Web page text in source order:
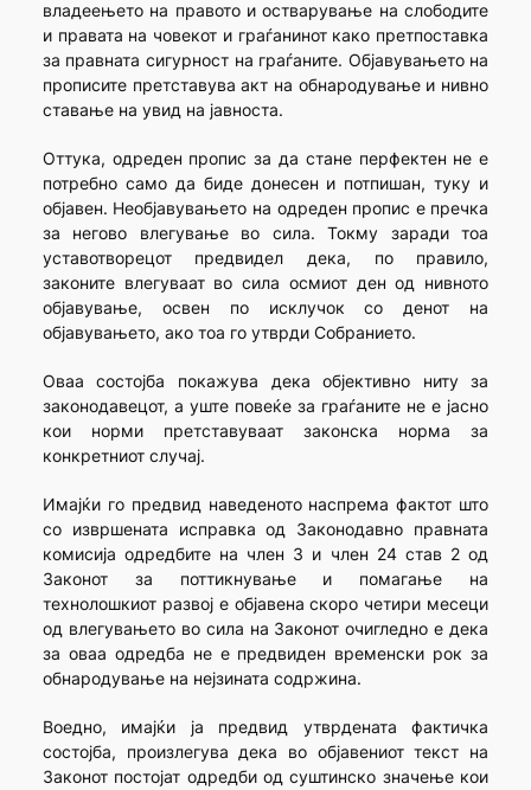
владеењето на правото и остварување на слободите
и правата на човекот и граѓанинот како претпоставка
за правната сигурност на граѓаните. Објавувањето на
прописите претставува акт на обнародување и нивно
ставање на увид на јавноста.
Оттука, одреден пропис за да стане перфектен не е
потребно само да биде донесен и потпишан, туку и
објавен. Необјавувањето на одреден пропис е пречка
за негово влегување во сила. Токму заради тоа
уставотворецот предвидел дека, по правило,
законите влегуваат во сила осмиот ден од нивното
објавување, освен по исклучок со денот на
објавувањето, ако тоа го утврди Собранието.
Оваа состојба покажува дека објективно ниту за
законодавецот, а уште повеќе за граѓаните не е јасно
кои норми претставуваат законска норма за
конкретниот случај.
Имајќи го предвид наведеното наспрема фактот што
со извршената исправка од Законодавно правната
комисија одредбите на член 3 и член 24 став 2 од
Законот за поттикнување и помагање на
технолошкиот развој е објавена скоро четири месеци
од влегувањето во сила на Законот очигледно е дека
за оваа одредба не е предвиден временски рок за
обнародување на нејзината содржина.
Воедно, имајќи ја предвид утврдената фактичка
состојба, произлегува дека во објавениот текст на
Законот постојат одредби од суштинско значење кои